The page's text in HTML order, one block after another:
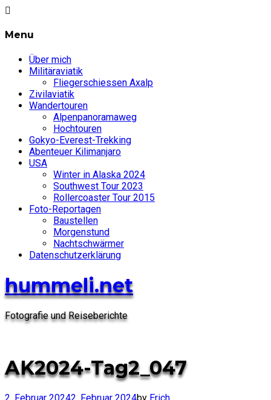
Menu
Über mich
Militäraviatik
Fliegerschiessen Axalp
Zivilaviatik
Wandertouren
Alpenpanoramaweg
Hochtouren
Gokyo-Everest-Trekking
Abenteuer Kilimanjaro
USA
Winter in Alaska 2024
Southwest Tour 2023
Rollercoaster Tour 2015
Foto-Reportagen
Baustellen
Morgenstund
Nachtschwärmer
Datenschutzerklärung
hummeli.net
Fotografie und Reiseberichte
AK2024-Tag2_047